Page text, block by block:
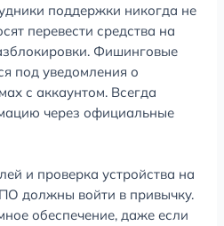
поддержки никогда не
перевести средства на
Фишинговые
под уведомления о
с аккаунтом. Всегда
через официальные
и проверка устройства на
должны войти в привычку.
обеспечение, даже если